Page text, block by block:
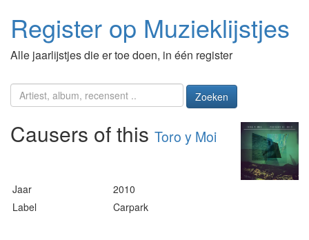
Register op Muzieklijstjes
Alle jaarlijstjes die er toe doen, in één register
Zoeken
Causers of this Toro y Moi
Jaar
2010
Label
Carpark